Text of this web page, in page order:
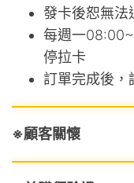
發卡後恕無法
每週一
停拉卡
訂單完成後，
※顧客關懷